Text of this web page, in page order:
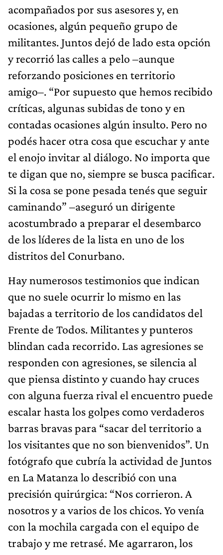
acompañados por sus asesores y, en
ocasiones, algún pequeño grupo de
militantes. Juntos dejó de lado esta opción
y recorrió las calles a pelo –aunque
reforzando posiciones en territorio
amigo–. “Por supuesto que hemos recibido
críticas, algunas subidas de tono y en
contadas ocasiones algún insulto. Pero no
podés hacer otra cosa que escuchar y ante
el enojo invitar al diálogo. No importa que
te digan que no, siempre se busca pacificar.
Si la cosa se pone pesada tenés que seguir
caminando” –aseguró un dirigente
acostumbrado a preparar el desembarco
de los líderes de la lista en uno de los
distritos del Conurbano.
Hay numerosos testimonios que indican
que no suele ocurrir lo mismo en las
bajadas a territorio de los candidatos del
Frente de Todos. Militantes y punteros
blindan cada recorrido. Las agresiones se
responden con agresiones, se silencia al
que piensa distinto y cuando hay cruces
con alguna fuerza rival el encuentro puede
escalar hasta los golpes como verdaderos
barras bravas para “sacar del territorio a
los visitantes que no son bienvenidos”. Un
fotógrafo que cubría la actividad de Juntos
en La Matanza lo describió con una
precisión quirúrgica: “Nos corrieron. A
nosotros y a varios de los chicos. Yo venía
con la mochila cargada con el equipo de
trabajo y me retrasé. Me agarraron, los